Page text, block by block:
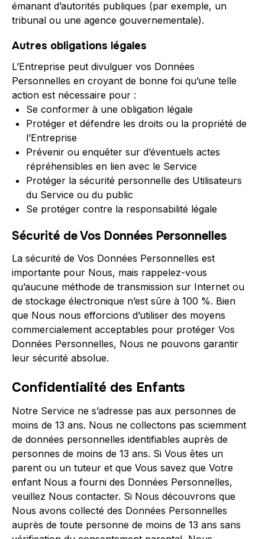
émanant d’autorités publiques (par exemple, un
tribunal ou une agence gouvernementale).
Autres obligations légales
L’Entreprise peut divulguer vos Données
Personnelles en croyant de bonne foi qu’une telle
action est nécessaire pour :
Se conformer à une obligation légale
Protéger et défendre les droits ou la propriété de
l’Entreprise
Prévenir ou enquêter sur d’éventuels actes
répréhensibles en lien avec le Service
Protéger la sécurité personnelle des Utilisateurs
du Service ou du public
Se protéger contre la responsabilité légale
Sécurité de Vos Données Personnelles
La sécurité de Vos Données Personnelles est
importante pour Nous, mais rappelez-vous
qu’aucune méthode de transmission sur Internet ou
de stockage électronique n’est sûre à 100 %. Bien
que Nous nous efforcions d’utiliser des moyens
commercialement acceptables pour protéger Vos
Données Personnelles, Nous ne pouvons garantir
leur sécurité absolue.
Confidentialité des Enfants
Notre Service ne s’adresse pas aux personnes de
moins de 13 ans. Nous ne collectons pas sciemment
de données personnelles identifiables auprès de
personnes de moins de 13 ans. Si Vous êtes un
parent ou un tuteur et que Vous savez que Votre
enfant Nous a fourni des Données Personnelles,
veuillez Nous contacter. Si Nous découvrons que
Nous avons collecté des Données Personnelles
auprès de toute personne de moins de 13 ans sans